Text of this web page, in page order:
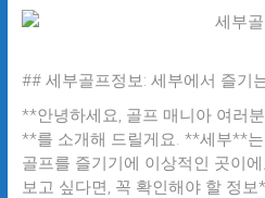
## 세부골프정보: 세부에서 즐기
**안녕하세요, 골프 매니아 여러
**를 소개해 드릴게요. **세부**
골프를 즐기기에 이상적인 곳이
보고 싶다면, 꼭 확인해야 할 정보